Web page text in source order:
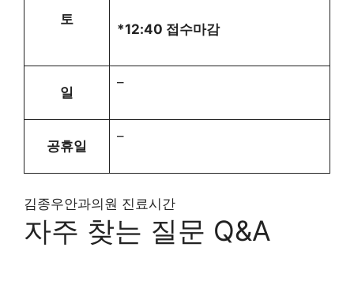
토
*12:40 접수마감
일
–
공휴일
–
김종우안과의원 진료시간
자주 찾는 질문 Q&A